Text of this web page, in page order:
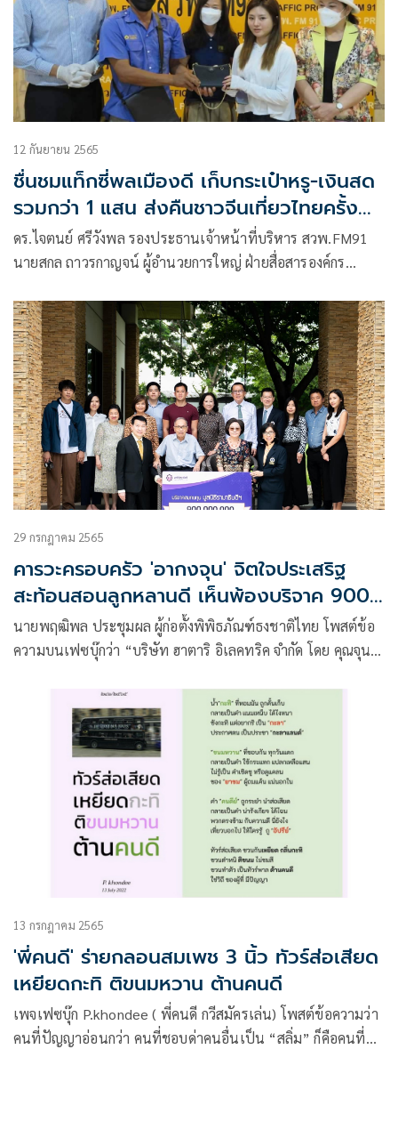
12 กันยายน 2565
ชื่นชมแท็กซี่พลเมืองดี เก็บกระเป๋าหรู-เงินสด
รวมกว่า 1 แสน ส่งคืนชาวจีนเที่ยวไทยครั้ง
แรก
ดร.ไจตนย์ ศรีวังพล รองประธานเจ้าหน้าที่บริหาร สวพ.FM91
นายสกล ถาวรกาญจน์ ผู้อำนวยการใหญ่ ฝ่ายสื่อสารองค์กร
ทรัพยากรบุคคลและจิตอาสาสัมพันธ์ สวพ.FM91 ร่วมเป็นสักขี
พยาน ส่งมอบกระเป๋าแบรนด์เนม พร้อมสดเงิน เกือบ 1 แสน
บาท คืนเจ้าของชาวจีน
29 กรกฎาคม 2565
คารวะครอบครัว 'อากงจุน' จิตใจประเสริฐ
สะท้อนสอนลูกหลานดี เห็นพ้องบริจาค 900
ล้าน
นายพฤฒิพล ประชุมผล ผู้ก่อตั้งพิพิธภัณฑ์ธงชาติไทย โพสต์ข้อ
ความบนเฟซบุ๊กว่า “บริษัท ฮาตาริ อิเลคทริค จำกัด โดย คุณจุน-
แก่มูลนิธิรามาธิบดีฯ”
13 กรกฎาคม 2565
'พี่คนดี' ร่ายกลอนสมเพช 3 นิ้ว ทัวร์ส่อเสียด
เหยียดกะทิ ติขนมหวาน ต้านคนดี
เพจเฟซบุ๊ก P.khondee ( พี่คนดี กวีสมัครเล่น) โพสต์ข้อความว่า
คนที่ปัญญาอ่อนกว่า คนที่ชอบด่าคนอื่นเป็น “สลิ่ม” ก็คือคนที่